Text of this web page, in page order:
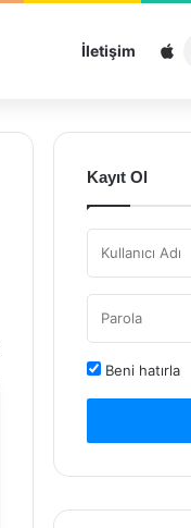
İletişim
Kayıt Ol
Beni hatırla